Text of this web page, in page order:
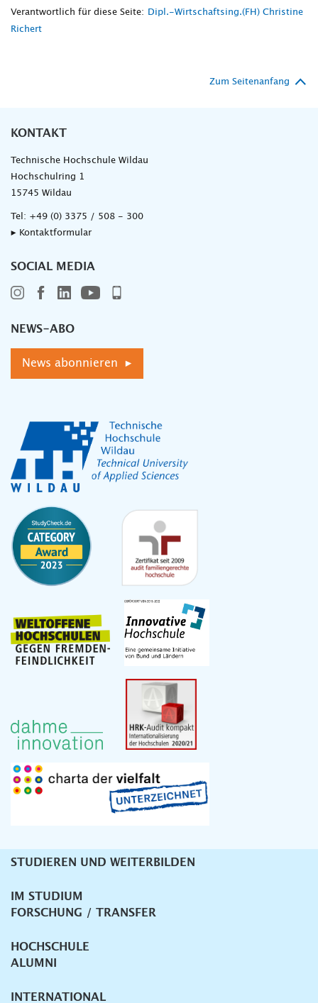
Verantwortlich für diese Seite:
Dipl.-Wirtschaftsing.(FH) Christine
Richert
Zum Seitenanfang
KONTAKT
Technische Hochschule Wildau
Hochschulring 1
15745 Wildau
Tel: +49 (0) 3375 / 508 - 300
▸ Kontaktformular
SOCIAL MEDIA
NEWS-ABO
News abonnieren ▸
Unternavigation
STUDIEREN UND WEITERBILDEN
IM STUDIUM
FORSCHUNG / TRANSFER
HOCHSCHULE
ALUMNI
INTERNATIONAL